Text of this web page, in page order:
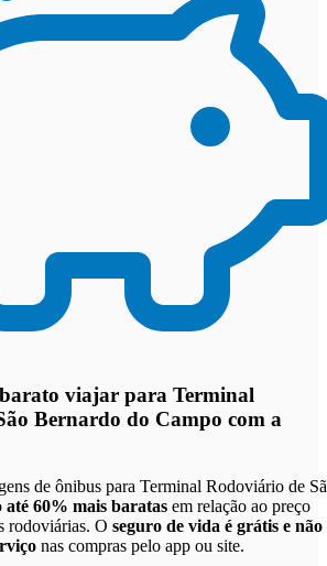
viajar para Terminal
Bernardo do Campo com a
de ônibus para Terminal Rodoviário de
até 60% mais baratas em relação ao preço
rodoviárias. O seguro de vida é grátis e não
nas compras pelo app ou site.